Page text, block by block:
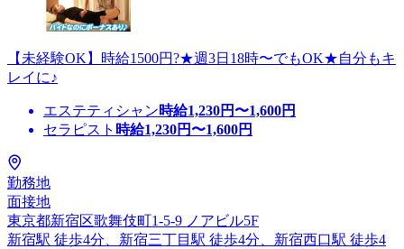
【未経験OK】時給1500円?★週3日18時〜でもOK★自分もキ
レイに♪
エステティシャン時給1,230円〜1,600円
セラピスト 時給1,230円〜1,600円
勤務地
面接地
東京都新宿区歌舞伎町1-5-9 ノアビル5F
新宿駅 徒歩4分、新宿三丁目駅 徒歩4分、新宿西口駅 徒歩4